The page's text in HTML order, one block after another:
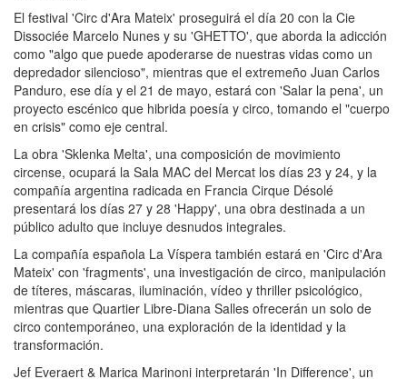
El festival 'Circ d'Ara Mateix' proseguirá el día 20 con la Cie
Dissociée Marcelo Nunes y su 'GHETTO', que aborda la adicción
como "algo que puede apoderarse de nuestras vidas como un
depredador silencioso", mientras que el extremeño Juan Carlos
Panduro, ese día y el 21 de mayo, estará con 'Salar la pena', un
proyecto escénico que hibrida poesía y circo, tomando el "cuerpo
en crisis" como eje central.
La obra 'Sklenka Melta', una composición de movimiento
circense, ocupará la Sala MAC del Mercat los días 23 y 24, y la
compañía argentina radicada en Francia Cirque Désolé
presentará los días 27 y 28 'Happy', una obra destinada a un
público adulto que incluye desnudos integrales.
La compañía española La Víspera también estará en 'Circ d'Ara
Mateix' con 'fragments', una investigación de circo, manipulación
de títeres, máscaras, iluminación, vídeo y thriller psicológico,
mientras que Quartier Libre-Diana Salles ofrecerán un solo de
circo contemporáneo, una exploración de la identidad y la
transformación.
Jef Everaert & Marica Marinoni interpretarán 'In Difference', un